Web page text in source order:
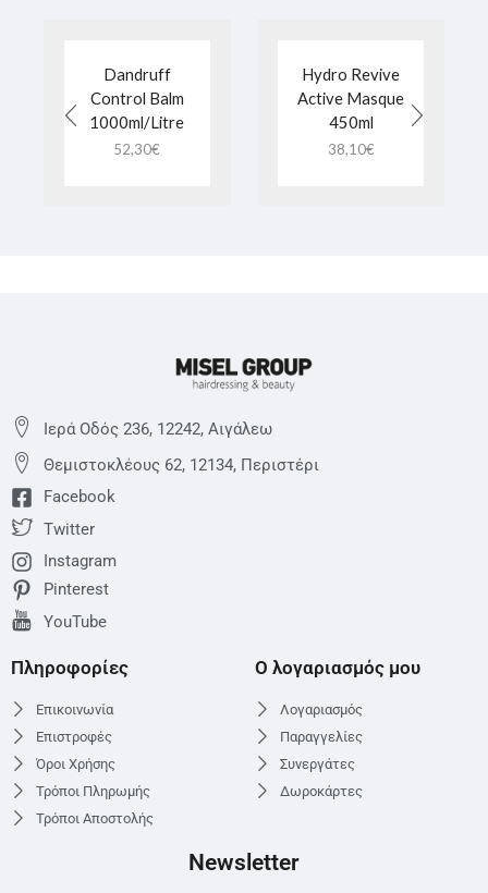
Dandruff
Control Balm
1000ml/Litre
52,30€
Hydro Revive
Active Masque
450ml
38,10€
Ιερά Οδός 236, 12242, Αιγάλεω
Θεμιστoκλέους 62, 12134, Περιστέρι
Facebook
Twitter
Instagram
Pinterest
YouTube
Πληροφορίες
Επικοινωνία
Επιστροφές
Όροι Χρήσης
Τρόποι Πληρωμής
Τρόποι Αποστολής
Ο λογαριασμός μου
Λογαριασμός
Παραγγελίες
Συνεργάτες
Δωροκάρτες
Newsletter